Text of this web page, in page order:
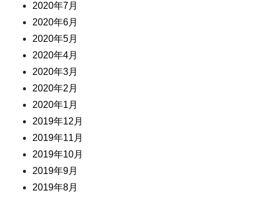
2020年7月
2020年6月
2020年5月
2020年4月
2020年3月
2020年2月
2020年1月
2019年12月
2019年11月
2019年10月
2019年9月
2019年8月